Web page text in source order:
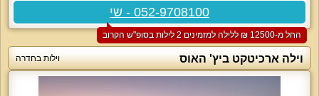
052-9708100 - שי
החל מ-‏12500 ₪ ללילה למזמינים 2 לילות בסופ"ש הקרוב
וילה ארכיטקט ביץ' האוס וילות בחדרה